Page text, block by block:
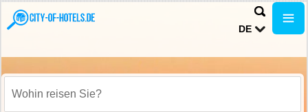
DE
Wohin reisen Sie?